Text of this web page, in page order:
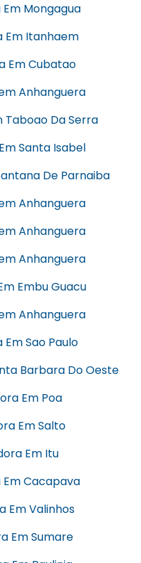
Mongagua
Em Itanhaem
Em Cubatao
Anhanguera
Taboao Da Serra
Santa Isabel
De Parnaiba
Anhanguera
Anhanguera
Anhanguera
Embu Guacu
Anhanguera
Sao Paulo
Barbara Do Oeste
Em Poa
Em Salto
Em Itu
Cacapava
Em Valinhos
Em Sumare